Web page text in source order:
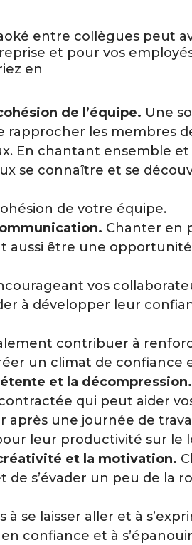
entre collègues peut
et pour vos
en
de l’équipe. Une
rapprocher les membres
En chantant ensemble et
se connaître et se
de votre équipe.
Chanter en
aussi être une
vos
à développer leur
contribuer à
un climat de confiance
et la décompression.
qui peut aider
après une journée de
leur productivité sur le
et la motivation.
de s’évader un peu de la
à se laisser aller et à
confiance et à